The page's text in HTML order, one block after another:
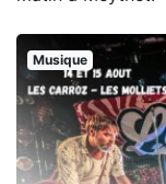
Musique